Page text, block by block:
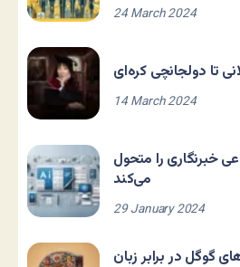
24 March 2024
تا دولجانچی کره‌ای
14 March 2024
خبرنگاری را متحول
می‌کند
29 January 2024
گوگل در برابر زبان